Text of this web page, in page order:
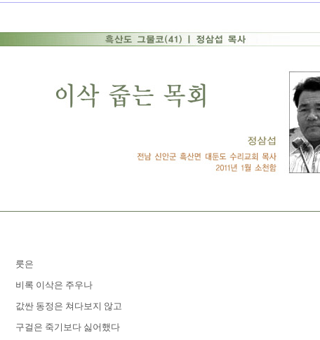
룻은
비록 이삭은 주우나
값싼 동정은 쳐다보지 않고
구걸은 죽기보다 싫어했다